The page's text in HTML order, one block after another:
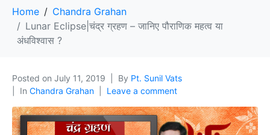
Home
Chandra Grahan
Lunar Eclipse|चंद्र ग्रहण – जानिए पौराणिक महत्व या
अंधविश्वास ?
Posted on July 11, 2019 By Pt. Sunil Vats
In Chandra Grahan Leave a comment